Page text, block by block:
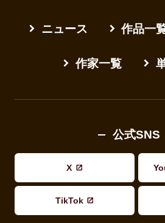
ニュース 作品一
作家一覧
公式SNS
X
TikTok